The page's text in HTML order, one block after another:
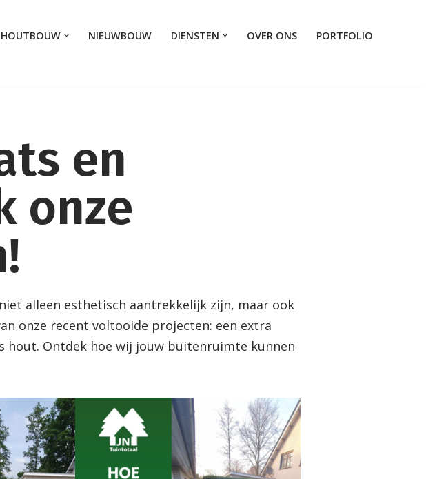
HOUTBOUW NIEUWBOUW DIENSTEN OVER ONS
PORTFOLIO
en
onze
alleen esthetisch aantrekkelijk zijn, maar ook
onze recent voltooide projecten: een extra
hout. Ontdek hoe wij jouw buitenruimte kunnen